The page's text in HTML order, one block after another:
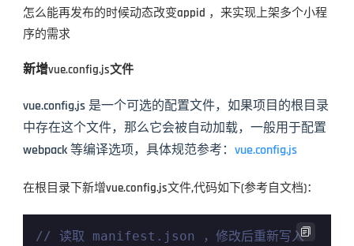
怎么能再发布的时候动态改变appid ，来实现上架多个小程
序的需求
新增vue.config.js文件
vue.config.js 是一个可选的配置文件，如果项目的根目录
中存在这个文件，那么它会被自动加载，一般用于配置
webpack 等编译选项，具体规范参考： vue.config.js
在根目录下新增vue.config.js文件,代码如下(参考自文档)：
// 读取 manifest.json ，修改后重新写入